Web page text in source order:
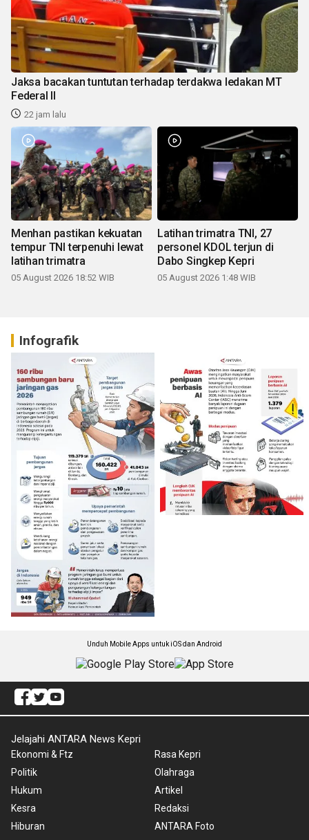
Jaksa bacakan tuntutan terhadap terdakwa ledakan MT
Federal II
22 jam lalu
Menhan pastikan kekuatan
tempur TNI terpenuhi lewat
latihan trimatra
05 August 2026 18:52 WIB
Latihan trimatra TNI, 27
personel KDOL terjun di
Dabo Singkep Kepri
05 August 2026 1:48 WIB
Infografik
Unduh Mobile Apps untuk iOS dan Android
Jelajahi ANTARA News Kepri
Ekonomi & Ftz
Politik
Hukum
Kesra
Hiburan
Rasa Kepri
Olahraga
Artikel
Redaksi
ANTARA Foto